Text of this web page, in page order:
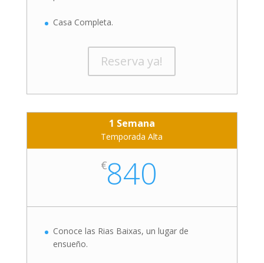
Casa Completa.
Reserva ya!
1 Semana
Temporada Alta
€840
Conoce las Rias Baixas, un lugar de
ensueño.